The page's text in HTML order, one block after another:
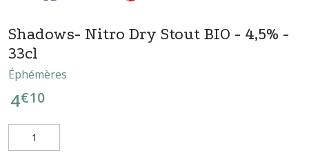
Shadows- Nitro Dry Stout BIO - 4,5% -
33cl
Éphémères
4€10